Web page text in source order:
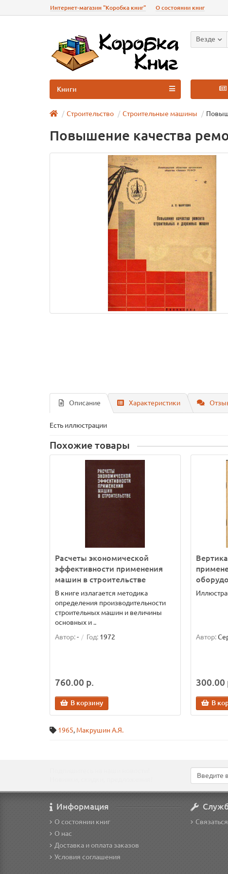
Интернет-магазин "Коробка книг" О состоянии книг
Везде
Книги
Строительство Строительные машины
Повышение качества
Описание Характеристики
Есть иллюстрации
Похожие товары
Расчеты экономической
эффективности применения
машин в строительстве
В книге излагается методика
определения производительности
строительных машин и величины
основных и ..
Автор:- Год: 1972
760.00 р.
В корзину
Автор:
300.00
В
1965, Макрушин А.Я.
Информация
О состоянии книг
О нас
Доставка и оплата заказов
Условия соглашения